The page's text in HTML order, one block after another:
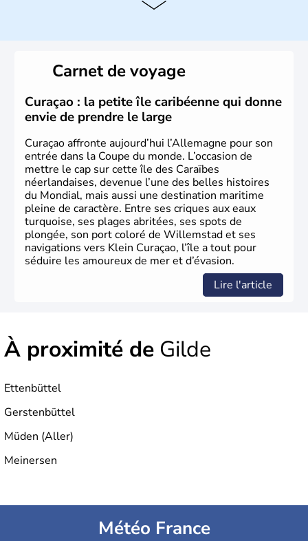
lesquelles bénéficient d'une grande autonomie. Le pays
peut se targuer de grands noms qu'il a vu naître dans tous
les domaines, des arts à la politique en passant par la
philosophie. Hertz, Gutenberg, Heidegger, Thomas Mann,
Herman Hesse ou bien Hegel en font partie.
Carnet de voyage
Curaçao : la petite île caribéenne qui donne
envie de prendre le large
Curaçao affronte aujourd’hui l’Allemagne pour son
entrée dans la Coupe du monde. L’occasion de
mettre le cap sur cette île des Caraïbes
néerlandaises, devenue l’une des belles histoires
du Mondial, mais aussi une destination maritime
pleine de caractère. Entre ses criques aux eaux
turquoise, ses plages abritées, ses spots de
plongée, son port coloré de Willemstad et ses
navigations vers Klein Curaçao, l’île a tout pour
séduire les amoureux de mer et d’évasion.
Lire l'article
À proximité de Gilde
Ettenbüttel
Gerstenbüttel
Müden (Aller)
Meinersen
Météo France